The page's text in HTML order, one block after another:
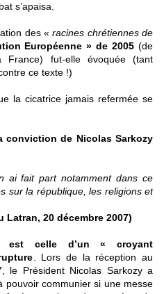
s’apaisa.
des «racines chrétiennes de
Européenne » de 2005 (de
fut-elle évoquée (tant
ce texte !)
la cicatrice jamais refermée se
conviction de Nicolas Sarkozy
ai fait part notamment dans ce
sur la république, les religions et
Latran, 20 décembre 2007)
est celle d’un « croyant
. Lors de la réception au
le Président Nicolas Sarkozy a
pouvoir communier si une messe